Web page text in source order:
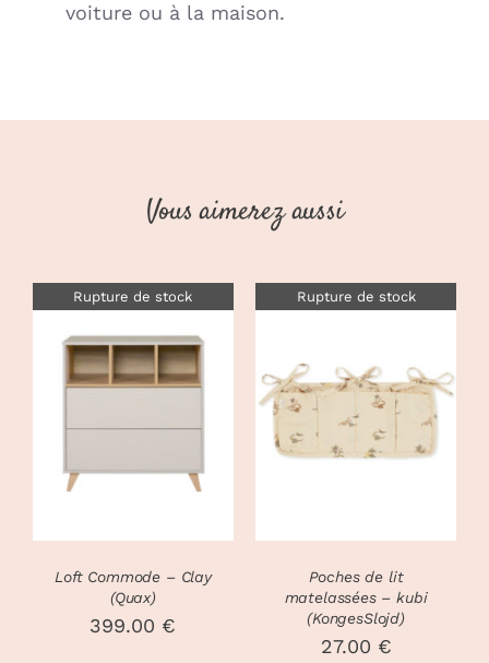
voiture ou à la maison.
Vous aimerez aussi
Rupture de stock
Loft Commode – Clay
(Quax)
399.00 €
Rupture de stock
DÉTAILS
Poches de lit
matelassées – kubi
(KongesSlojd)
27.00 €